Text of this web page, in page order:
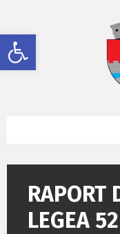
Deschide bara de unelte
content
left
sidebar
footer
RAPORT
LEGEA